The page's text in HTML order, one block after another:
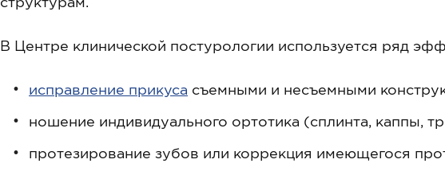
В Центре клинической постурологии используется ряд
исправление прикуса съемными и несъемными
ношение индивидуального ортотика (сплинта, каппы,
протезирование зубов или коррекция имеющегося